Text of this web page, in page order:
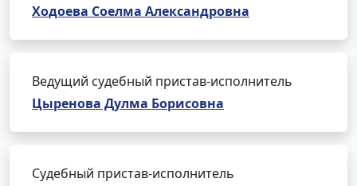
Ходоева Соелма Александровна
Ведущий судебный пристав-исполнитель
Цыренова Дулма Борисовна
Судебный пристав-исполнитель